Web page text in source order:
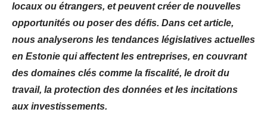
locaux ou étrangers, et peuvent créer de nouvelles
opportunités ou poser des défis. Dans cet article,
nous analyserons les tendances législatives actuelles
en Estonie qui affectent les entreprises, en couvrant
des domaines clés comme la fiscalité, le droit du
travail, la protection des données et les incitations
aux investissements.